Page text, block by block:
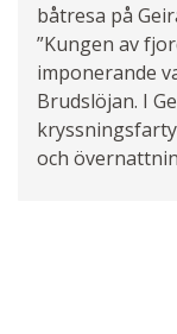
båtresa på
”Kungen av
imponerande
Brudslöjan. I
och